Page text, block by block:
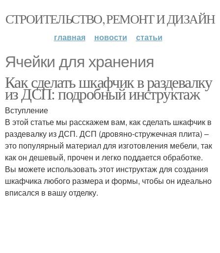
СТРОИТЕЛЬСТВО, РЕМОНТ И ДИЗАЙН
главная новости статьи
Ячейки для хранения
Как сделать шкафчик в раздевалку
из ДСП: подробный инструктаж
Вступление
В этой статье мы расскажем вам, как сделать шкафчик в
раздевалку из ДСП. ДСП (дровяно-стружечная плита) –
это популярный материал для изготовления мебели, так
как он дешевый, прочен и легко поддается обработке.
Вы можете использовать этот инструктаж для создания
шкафчика любого размера и формы, чтобы он идеально
вписался в вашу отделку.